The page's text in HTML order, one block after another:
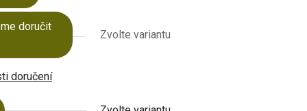
doručit
Zvolte variantu
doručení